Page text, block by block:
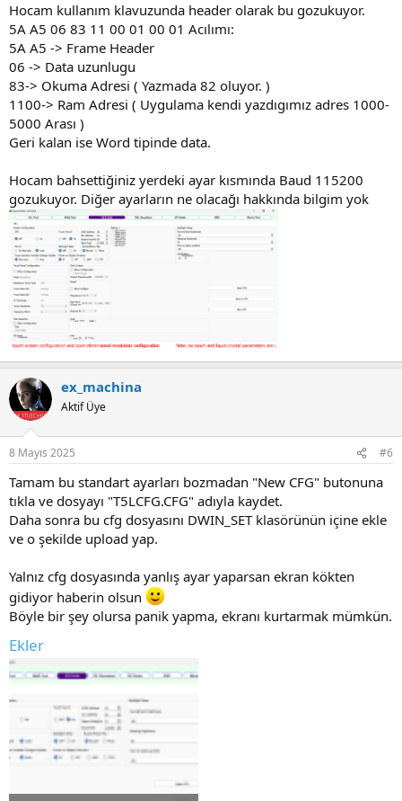
Hocam kullanım klavuzunda header olarak bu gozukuyor.
5A A5 06 83 11 00 01 00 01 Acılımı:
5A A5 -> Frame Header
06 -> Data uzunlugu
83-> Okuma Adresi ( Yazmada 82 oluyor. )
1100-> Ram Adresi ( Uygulama kendi yazdıgımız adres 1000-
5000 Arası )
Geri kalan ise Word tipinde data.
Hocam bahsettiğiniz yerdeki ayar kısmında Baud 115200
gozukuyor. Diğer ayarların ne olacağı hakkında bilgim yok
ex_machina
Aktif Üye
8 Mayıs 2025 #6
Tamam bu standart ayarları bozmadan "New CFG" butonuna
tıkla ve dosyayı "T5LCFG.CFG" adıyla kaydet.
Daha sonra bu cfg dosyasını DWIN_SET klasörünün içine ekle
ve o şekilde upload yap.
Yalnız cfg dosyasında yanlış ayar yaparsan ekran kökten
gidiyor haberin olsun
Böyle bir şey olursa panik yapma, ekranı kurtarmak mümkün.
Ekler